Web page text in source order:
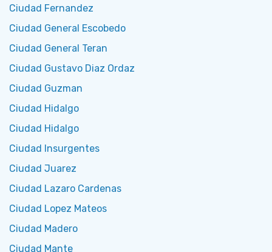
Ciudad Fernandez
Ciudad General Escobedo
Ciudad General Teran
Ciudad Gustavo Diaz Ordaz
Ciudad Guzman
Ciudad Hidalgo
Ciudad Hidalgo
Ciudad Insurgentes
Ciudad Juarez
Ciudad Lazaro Cardenas
Ciudad Lopez Mateos
Ciudad Madero
Ciudad Mante